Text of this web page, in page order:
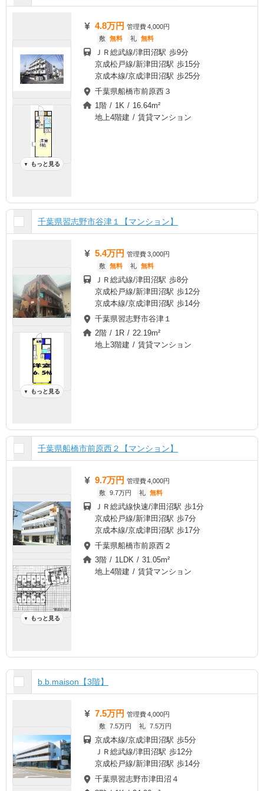
▼ もっと見る
4.8万円 管理費4,000円
敷 無料 礼 無料
ＪＲ総武線/津田沼駅 歩9分
京成松戸線/新津田沼駅 歩15分
京成本線/京成津田沼駅 歩25分
千葉県船橋市前原西３
1階 / 1K / 16.64m²
地上4階建 / 賃貸マンション
千葉県習志野市谷津１【マンション】
▼ もっと見る
5.4万円 管理費3,000円
敷 無料 礼 無料
ＪＲ総武線/津田沼駅 歩8分
京成松戸線/新津田沼駅 歩12分
京成本線/京成津田沼駅 歩14分
千葉県習志野市谷津１
2階 / 1R / 22.19m²
地上3階建 / 賃貸マンション
千葉県船橋市前原西２【マンション】
▼ もっと見る
9.7万円 管理費4,000円
敷 9.7万円 礼 無料
ＪＲ総武線快速/津田沼駅 歩1分
京成松戸線/新津田沼駅 歩7分
京成本線/京成津田沼駅 歩17分
千葉県船橋市前原西２
3階 / 1LDK / 31.05m²
地上4階建 / 賃貸マンション
b.b.maison【3階】
7.5万円 管理費4,000円
敷 7.5万円 礼 7.5万円
京成本線/京成津田沼駅 歩5分
ＪＲ総武線/津田沼駅 歩12分
京成松戸線/新津田沼駅 歩14分
千葉県習志野市津田沼４